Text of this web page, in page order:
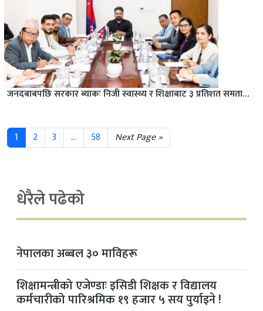
जनदबाबपछि सरकार ब्याकः निजी स्वास्थ्य र शिक्षाबाट ३ प्रतिशत समता…
1 2 3 ... 58 Next Page »
धेरैले पढेको
नेपालका अब्बल ३० माविहरू
शिक्षामन्त्रीको एजेण्डाः इसिडी शिक्षक र विद्यालय
कर्मचारीको पारिश्रमिक १९ हजार ५ सय पुर्याइने !